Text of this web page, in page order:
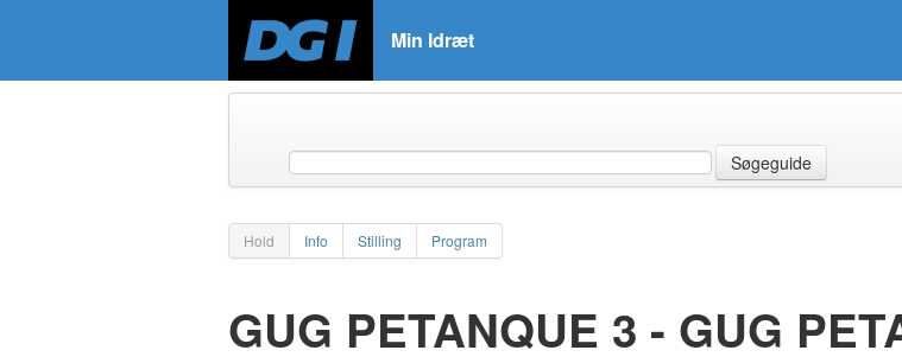
Min Idræt
Søgeguide
Hold Info Stilling Program
GUG PETANQUE 3 - GUG